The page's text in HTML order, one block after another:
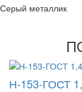
Серый металлик
Н-153-ГОСТ